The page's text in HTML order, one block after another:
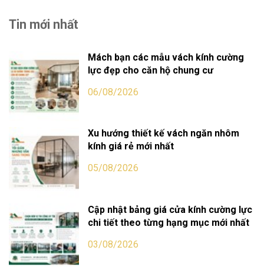
Tin mới nhất
Mách bạn các mẫu vách kính cường
lực đẹp cho căn hộ chung cư
06/08/2026
Xu hướng thiết kế vách ngăn nhôm
kính giá rẻ mới nhất
05/08/2026
Cập nhật bảng giá cửa kính cường lực
chi tiết theo từng hạng mục mới nhất
03/08/2026